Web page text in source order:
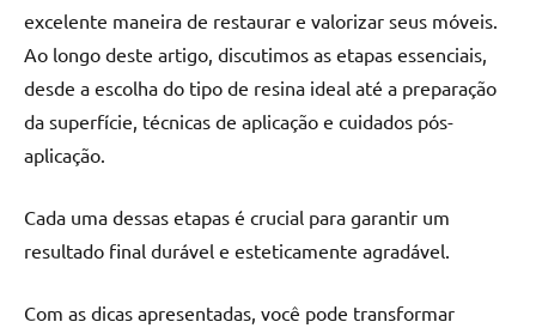
excelente maneira de restaurar e valorizar seus móveis.
Ao longo deste artigo, discutimos as etapas essenciais,
desde a escolha do tipo de resina ideal até a preparação
da superfície, técnicas de aplicação e cuidados pós-
aplicação.
Cada uma dessas etapas é crucial para garantir um
resultado final durável e esteticamente agradável.
Com as dicas apresentadas, você pode transformar